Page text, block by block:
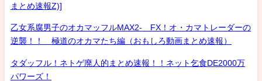
まとめ速報Z)]
乙女系腐男子のオカマッフルMAX2- FX！オ・カマトレーダーの
逆襲！！ 極道のオカマたち編（おもしろ動画まとめ速報）
タダッフル！ネトゲ廃人的まとめ速報！！ネット乞食DE2000万
パワーズ！